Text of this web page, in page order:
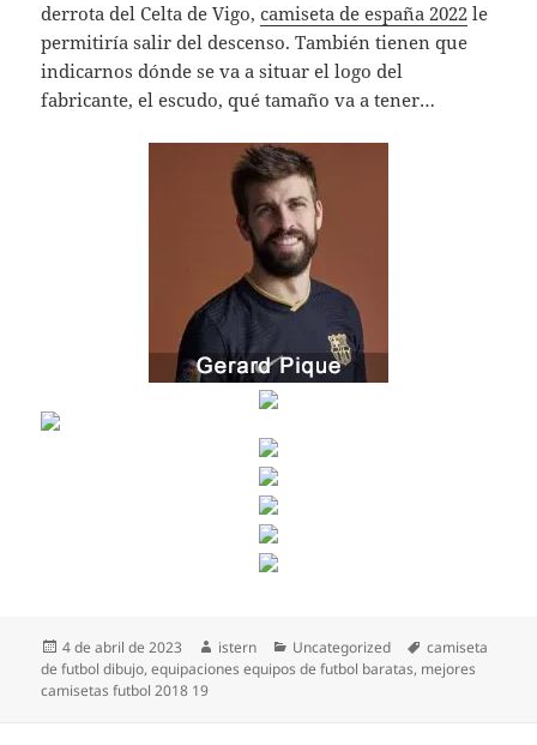
derrota del Celta de Vigo,camiseta de españa 2022 le
permitiría salir del descenso. También tienen que
indicarnos dónde se va a situar el logo del
fabricante, el escudo, qué tamaño va a tener…
Publicado
el
4 de abril de 2023 Autor
istern Categorías
Uncategorized Etiquetas
camiseta
de futbol dibujo,equipaciones equipos de futbol baratas, mejores
camisetas futbol 2018 19